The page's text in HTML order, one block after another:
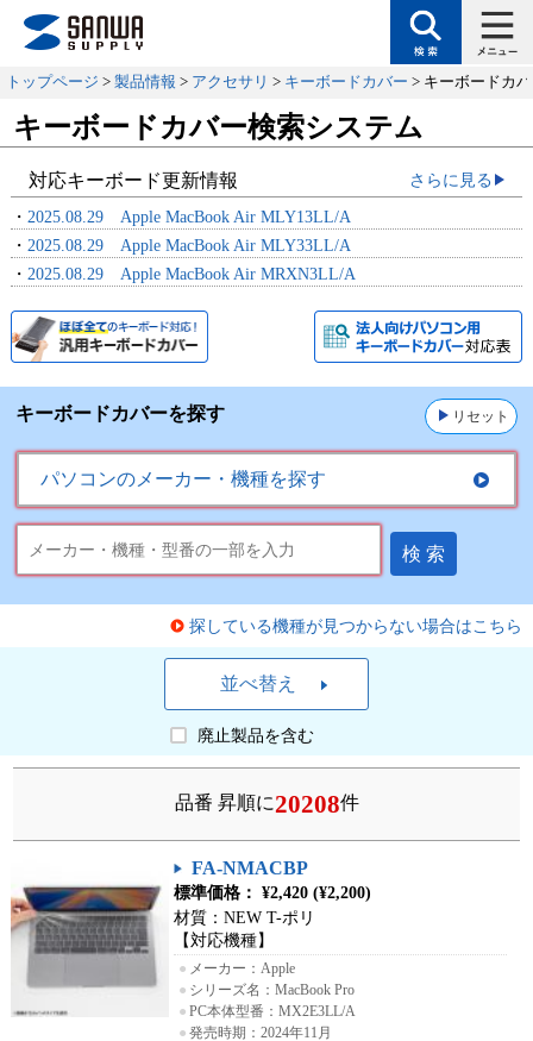
トップページ > 製品情報 > アクセサリ > キーボードカバー > キーボードカ
キーボードカバー検索システム
対応キーボード更新情報 さらに見る
・ 2025.08.29 Apple MacBook Air MLY13LL/A
・ 2025.08.29 Apple MacBook Air MLY33LL/A
・ 2025.08.29 Apple MacBook Air MRXN3LL/A
キーボードカバーを探す リセット
パソコンのメーカー・機種を探す
検 索
探している機種が見つからない場合はこちら
並べ替え
廃止製品を含む
品番 昇順に20208件
FA-NMACBP
標準価格： ¥2,420 (¥2,200)
材質：NEW T-ポリ
【対応機種】
● メーカー：Apple
● シリーズ名：MacBook Pro
● PC本体型番：MX2E3LL/A
● 発売時期：2024年11月